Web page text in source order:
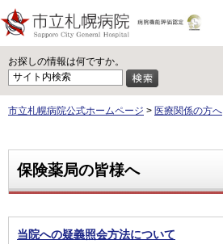
お探しの情報は何ですか。
市立札幌病院公式ホームページ > 医療関係の方へ
保険薬局の皆様へ
当院への疑義照会方法について